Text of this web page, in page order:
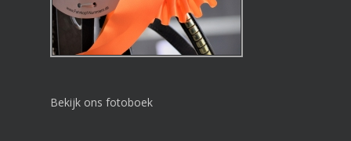
Bekijk ons fotoboek